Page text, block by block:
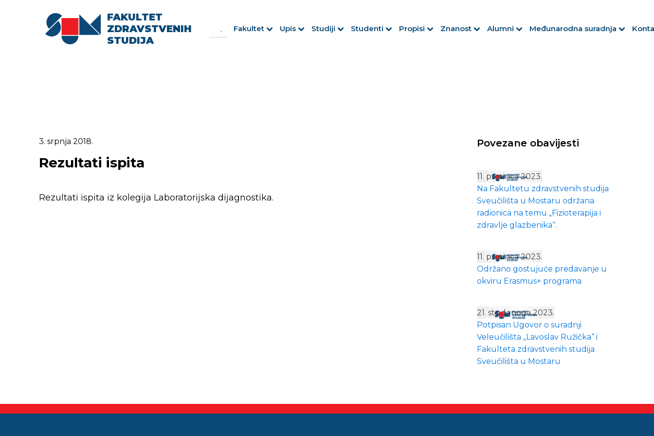
FAKULTET
ZDRAVSTVENIH
STUDIJA
for:
Fakultet Upis Studiji Studenti Propisi Znanost Alumni Međunarodna suradnja
3. srpnja 2018.
Rezultati ispita
Rezultati ispita iz kolegija Laboratorijska dijagnostika.
Povezane obavijesti
11. prosinca 2023.
Na Fakultetu zdravstvenih studija
Sveučilišta u Mostaru održana
radionica na temu „Fizioterapija i
zdravlje glazbenika“.
11. prosinca 2023.
Održano gostujuće predavanje u
okviru Erasmus+ programa
21. studenoga 2023.
Potpisan Ugovor o suradnji
Veleučilišta „Lavoslav Ružička“ i
Fakulteta zdravstvenih studija
Sveučilišta u Mostaru